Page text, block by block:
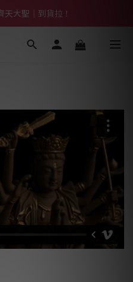
寶物幫你財運「轉」進來
天大聖｜到貨拉！
寶物幫你財運「轉」進來